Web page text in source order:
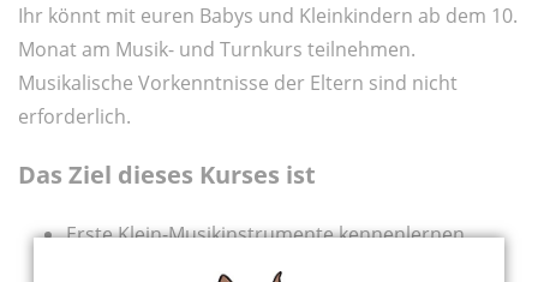
Ihr könnt mit euren Babys und Kleinkindern ab dem 10.
Monat am Musik- und Turnkurs teilnehmen.
Musikalische Vorkenntnisse der Eltern sind nicht
erforderlich.
Das Ziel dieses Kurses ist
Erste Klein-Musikinstrumente kennenlernen
Klanghölzer, Rasseln & vieles mehr